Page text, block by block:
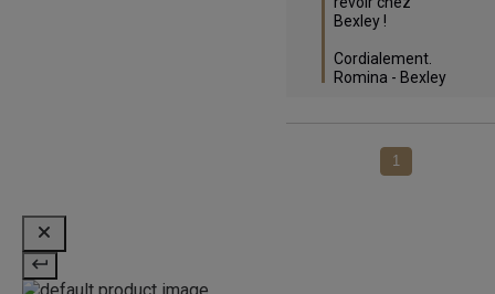
Bexley !
Cordialement.
Romina - Bexley
1